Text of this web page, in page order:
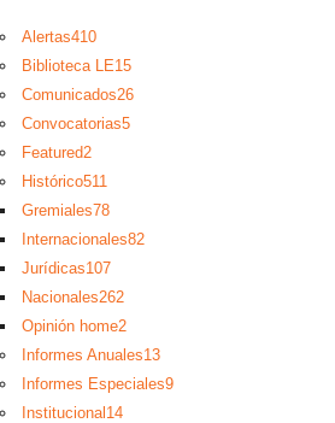
Alertas410
Biblioteca LE15
Comunicados26
Convocatorias5
Featured2
Histórico511
Gremiales78
Internacionales82
Jurídicas107
Nacionales262
Opinión home2
Informes Anuales13
Informes Especiales9
Institucional 14